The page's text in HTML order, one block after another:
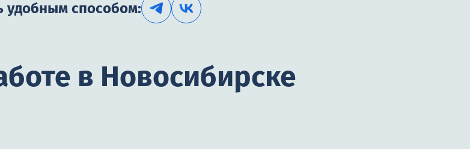
удобным способом:
в Новосибирске